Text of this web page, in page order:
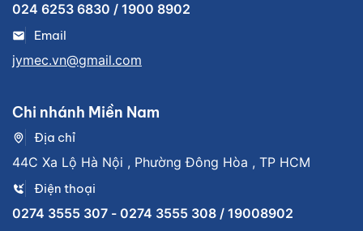
024 6253 6830 / 1900 8902
Email
jymec.vn@gmail.com
Chi nhánh Miền Nam
Địa chỉ
44C Xa Lộ Hà Nội , Phường Đông Hòa , TP HCM
Điện thoại
0274 3555 307 - 0274 3555 308 / 19008902